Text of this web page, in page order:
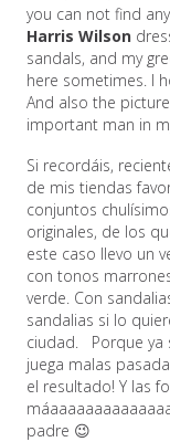
you can not find
Harris Wilson
sandals, and my
here sometimes. I
And also the
important man in
Si recordáis,
de mis tiendas
conjuntos
originales, de los
este caso llevo un
con tonos
verde. Con
sandalias si lo
ciudad. Porque ya
juega malas
el resultado! Y las
padre 😉